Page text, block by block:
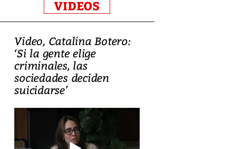
VIDEOS
Video, Catalina Botero:
‘Si la gente elige
criminales, las
sociedades deciden
suicidarse’